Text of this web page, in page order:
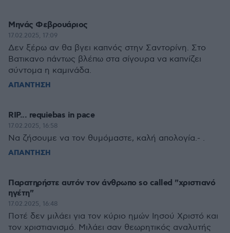
Μηνάς Φεβρουάριος
17.02.2025, 17:09
Δεν ξέρω αν θα βγει καπνός στην Σαντορίνη. Στο
Βατικανο πάντως βλέπω στα σίγουρα να καπνίζει
σύντομα η καμινάδα.
ΑΠΑΝΤΗΣΗ
RIP... requiebas in pace
17.02.2025, 16:58
Να ζήσουμε να τον θυμόμαστε, καλή απολογία.- .
ΑΠΑΝΤΗΣΗ
Παρατηρήστε αυτόν τον άνθρωπο so called "χριστιανό
ηγέτη"
17.02.2025, 16:48
Ποτέ δεν μιλάει για τον κύριο ημών Ιησού Χριστό και
τον χριστιανισμό. Μιλάει σαν θεωρητικός αναλυτής